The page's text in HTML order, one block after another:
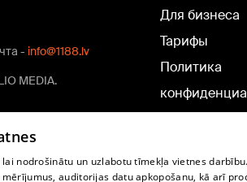
- info@1188.lv
MEDIA.
Для бизнеса
Тарифы
Политика
Политика
nodrošinātu un uzlabotu tīmekļa vietnes
auditorijas datu apkopošanu, kā arī